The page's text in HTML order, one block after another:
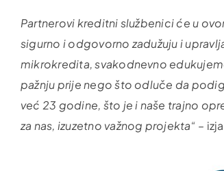
Partnerovi kreditni službenici će u
sigurno i odgovorno zadužuju i
mikrokredita, svakodnevno
pažnju prije nego što odluče da
već 23 godine, što je i naše trajno
za nas, izuzetno važnog projekta“ –